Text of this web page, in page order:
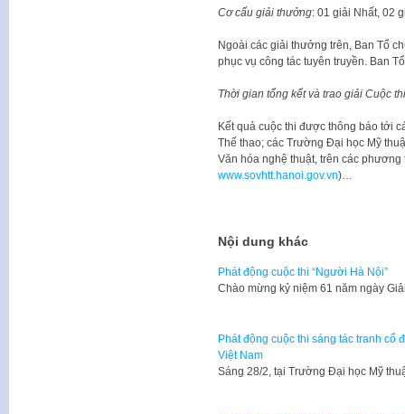
Cơ cấu giải thưởng: 01 giải Nhất, 02
Ngoài các giải thưởng trên, Ban Tổ
phục vụ công tác tuyên truyền. Ban
Thời gian tổng kết và trao giải Cuộc thi
Kết quả cuộc thi được thông báo tới
Thể thao; các Trường Đại học Mỹ
Văn hóa nghệ thuật, trên các
www.sovhtt.hanoi.gov.vn)…
Nội dung khác
Phát động cuộc thi “Người Hà Nội”
​Chào mừng kỷ niệm 61 năm ngày
Phát động cuộc thi sáng tác tranh cổ
Việt Nam
Sáng 28/2, tại Trường Đại học Mỹ